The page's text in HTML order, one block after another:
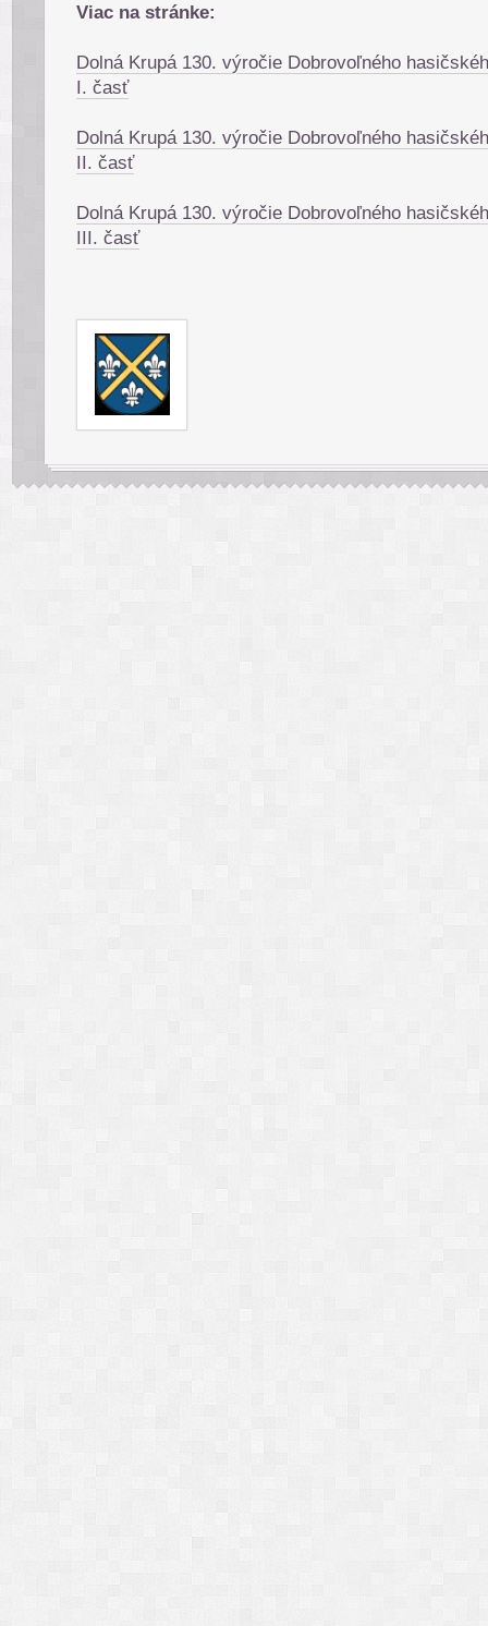
Viac na stránke:
Dolná Krupá 130. výročie Dobrovoľného
I. časť
Dolná Krupá 130. výročie Dobrovoľného
II. časť
Dolná Krupá 130. výročie Dobrovoľného
III. časť